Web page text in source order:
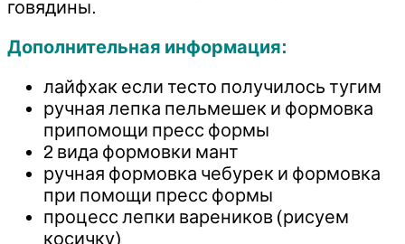
говядины.
Дополнительная информация:
лайфхак если тесто получилось тугим
ручная лепка пельмешек и формовка
припомощи пресс формы
2 вида формовки мант
ручная формовка чебурек и формовка
при помощи пресс формы
процесс лепки вареников (рисуем
косичку)